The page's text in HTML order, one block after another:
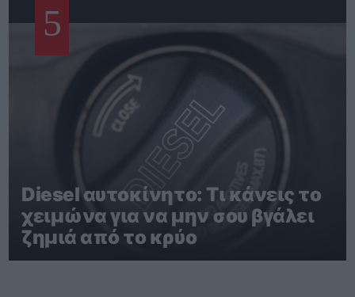
5
Diesel αυτοκίνητο: Τι κάνεις το
χειμώνα για να μην σου βγάλει
ζημιά από το κρύο